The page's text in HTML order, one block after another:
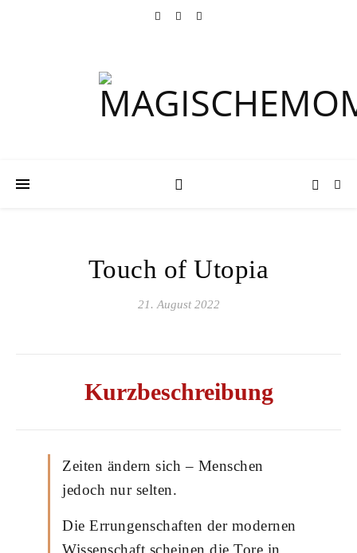
Touch of Utopia
21. August 2022
Kurzbeschreibung
Zeiten ändern sich – Menschen
jedoch nur selten.
Die Errungenschaften der modernen
Wissenschaft scheinen die Tore in